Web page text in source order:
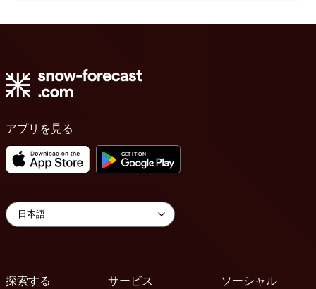
アプリを見る
探索する
サービス
ソーシャル